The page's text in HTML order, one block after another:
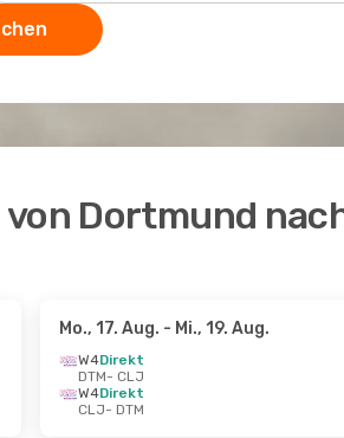
Dortmund
Mo., 17. Aug. - Mi., 19. Aug.
W4Direkt
DTM- CLJ
W4Direkt
CLJ- DTM